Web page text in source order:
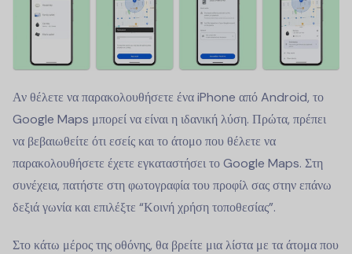
Αν θέλετε να παρακολουθήσετε ένα iPhone από Android, το
Google Maps μπορεί να είναι η ιδανική λύση. Πρώτα, πρέπει
να βεβαιωθείτε ότι εσείς και το άτομο που θέλετε να
παρακολουθήσετε έχετε εγκαταστήσει το Google Maps. Στη
συνέχεια, πατήστε στη φωτογραφία του προφίλ σας στην επάνω
δεξιά γωνία και επιλέξτε “Κοινή χρήση τοποθεσίας”.
Στο κάτω μέρος της οθόνης, θα βρείτε μια λίστα με τα άτομα που